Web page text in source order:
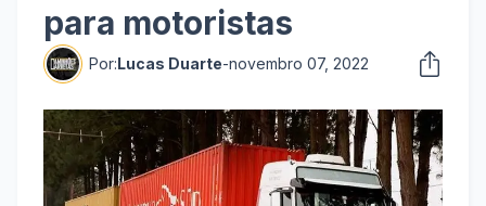
para motoristas
Por:Lucas Duarte-novembro 07, 2022